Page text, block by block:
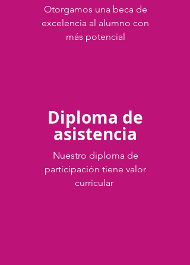
Otorgamos una beca de
excelencia al alumno con
más potencial
Diploma de
asistencia
Nuestro diploma de
participación tiene valor
curricular